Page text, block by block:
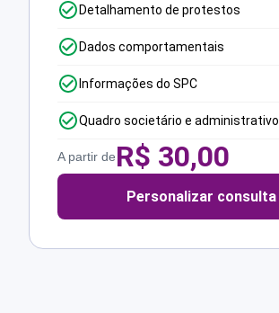
Detalhamento de protestos
Dados comportamentais
Informações do SPC
Quadro societário e administrativo
A partir deR$ 30,00
Personalizar consulta